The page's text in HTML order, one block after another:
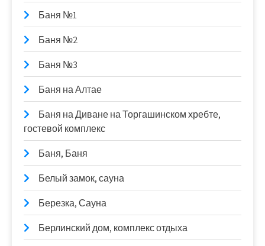
Баня №1
Баня №2
Баня №3
Баня на Алтае
Баня на Диване на Торгашинском хребте,
гостевой комплекс
Баня, Баня
Белый замок, сауна
Березка, Сауна
Берлинский дом, комплекс отдыха